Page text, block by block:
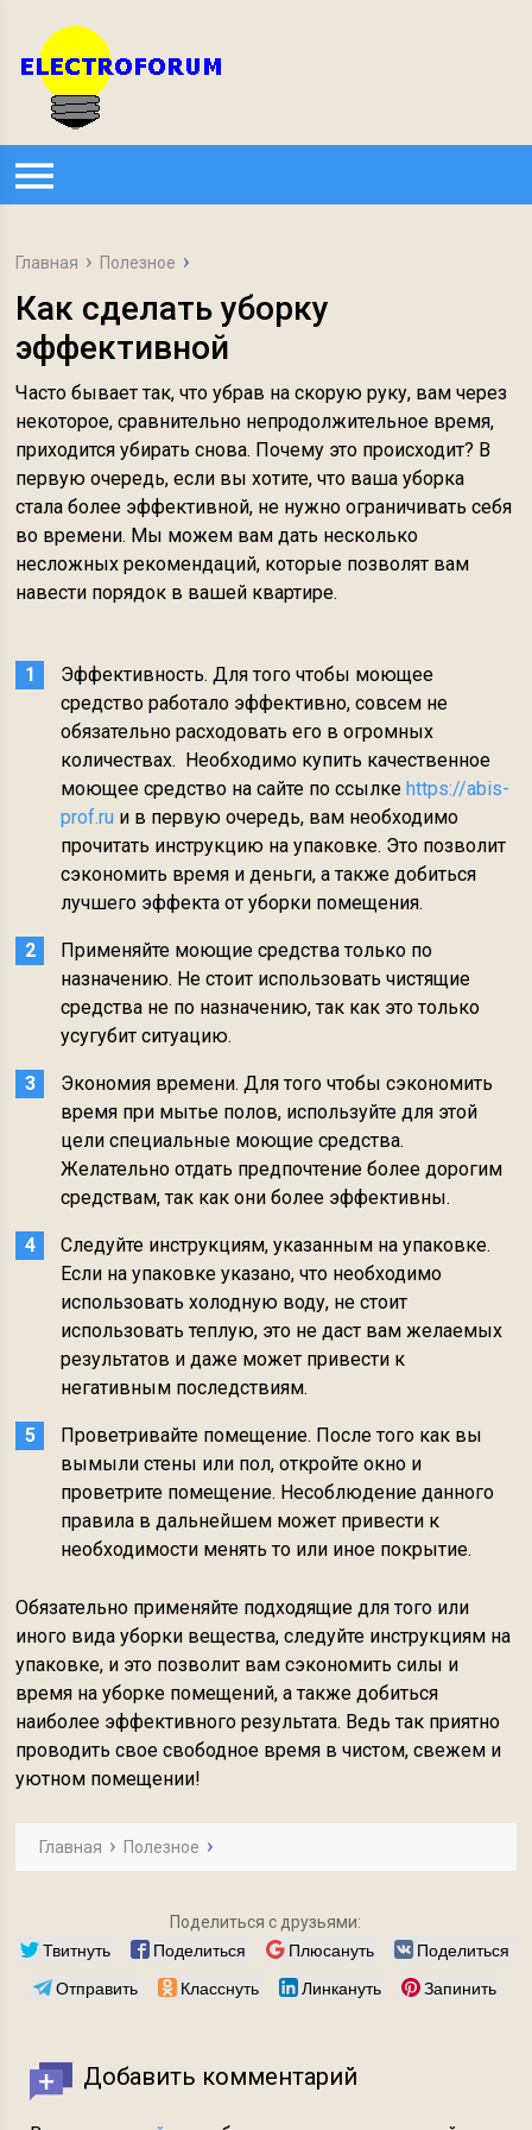
Главная Полезное
Как сделать уборку
эффективной
Часто бывает так, что убрав на скорую руку, вам через
некоторое, сравнительно непродолжительное время,
приходится убирать снова. Почему это происходит? В
первую очередь, если вы хотите, что ваша уборка
стала более эффективной, не нужно ограничивать себя
во времени. Мы можем вам дать несколько
несложных рекомендаций, которые позволят вам
навести порядок в вашей квартире.
Эффективность. Для того чтобы моющее
средство работало эффективно, совсем не
обязательно расходовать его в огромных
количествах. Необходимо купить качественное
моющее средство на сайте по ссылкеhttps://abis-
prof.ru и в первую очередь, вам необходимо
прочитать инструкцию на упаковке. Это позволит
сэкономить время и деньги, а также добиться
лучшего эффекта от уборки помещения.
Применяйте моющие средства только по
назначению. Не стоит использовать чистящие
средства не по назначению, так как это только
усугубит ситуацию.
Экономия времени. Для того чтобы сэкономить
время при мытье полов, используйте для этой
цели специальные моющие средства.
Желательно отдать предпочтение более дорогим
средствам, так как они более эффективны.
Следуйте инструкциям, указанным на упаковке.
Если на упаковке указано, что необходимо
использовать холодную воду, не стоит
использовать теплую, это не даст вам желаемых
результатов и даже может привести к
негативным последствиям.
Проветривайте помещение. После того как вы
вымыли стены или пол, откройте окно и
проветрите помещение. Несоблюдение данного
правила в дальнейшем может привести к
необходимости менять то или иное покрытие.
Обязательно применяйте подходящие для того или
иного вида уборки вещества, следуйте инструкциям на
упаковке, и это позволит вам сэкономить силы и
время на уборке помещений, а также добиться
наиболее эффективного результата. Ведь так приятно
проводить свое свободное время в чистом, свежем и
уютном помещении!
Главная Полезное
Поделиться с друзьями:
Твитнуть Поделиться Плюсануть
Поделиться
Отправить
Класснуть Линкануть Запинить
Добавить комментарий